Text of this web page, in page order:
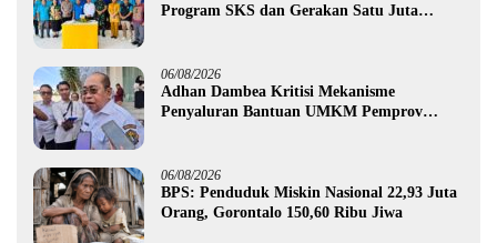
Program SKS dan Gerakan Satu Juta
06/08/2026
Adhan Dambea Kritisi Mekanisme
Penyaluran Bantuan UMKM Pemprov
06/08/2026
BPS: Penduduk Miskin Nasional 22,93 Juta
Orang, Gorontalo 150,60 Ribu Jiwa